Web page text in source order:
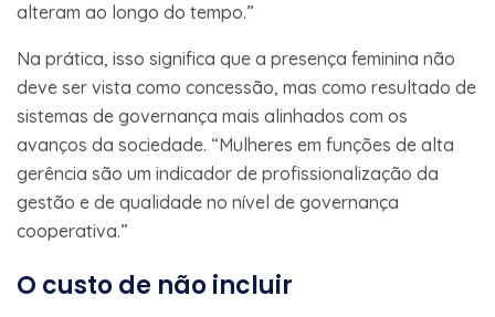
alteram ao longo do tempo.”
Na prática, isso significa que a presença feminina não
deve ser vista como concessão, mas como resultado de
sistemas de governança mais alinhados com os
avanços da sociedade. “Mulheres em funções de alta
gerência são um indicador de profissionalização da
gestão e de qualidade no nível de governança
cooperativa.”
O custo de não incluir